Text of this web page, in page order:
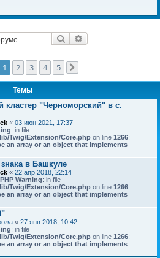
Поиск
1 2 3 4 5
Темы
кластер "Черноморский" в с.
« 03 июн 2021, 17:37
: in file
Twig/Extension/Core.php on line 1266:
an array or an object that implements
в Башкуле
« 22 апр 2018, 22:14
Warning: in file
Twig/Extension/Core.php on line 1266:
an array or an object that implements
« 27 янв 2018, 10:42
: in file
Twig/Extension/Core.php on line 1266:
an array or an object that implements